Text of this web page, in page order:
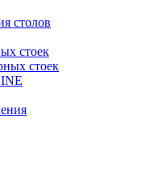
столов
стоек
стоек